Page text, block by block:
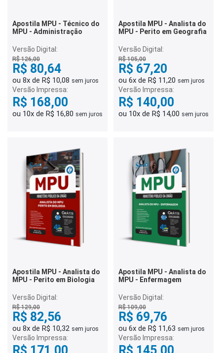
Apostila MPU - Técnico do
MPU - Administração
Versão Digital:
R$ 126,00
R$ 80,64
ou 8x de R$ 10,08 sem juros
Versão Impressa:
R$ 168,00
ou 10x de R$ 16,80 sem juros
Apostila MPU - Analista do
MPU - Perito em Geografia
Versão Digital:
R$ 105,00
R$ 67,20
ou 6x de R$ 11,20 sem juros
Versão Impressa:
R$ 140,00
ou 10x de R$ 14,00 sem juros
Apostila MPU - Analista do
MPU - Perito em Biologia
Versão Digital:
R$ 129,00
R$ 82,56
ou 8x de R$ 10,32 sem juros
Versão Impressa:
Apostila MPU - Analista do
MPU - Enfermagem
Versão Digital:
R$ 109,00
R$ 69,76
ou 6x de R$ 11,63 sem juros
Versão Impressa: